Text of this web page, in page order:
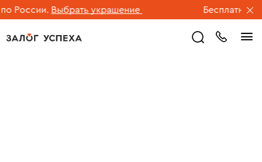
России. Выбрать украшение Бесплатная